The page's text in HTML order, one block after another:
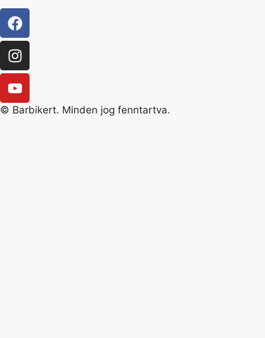
© Barbikert. Minden jog fenntartva.